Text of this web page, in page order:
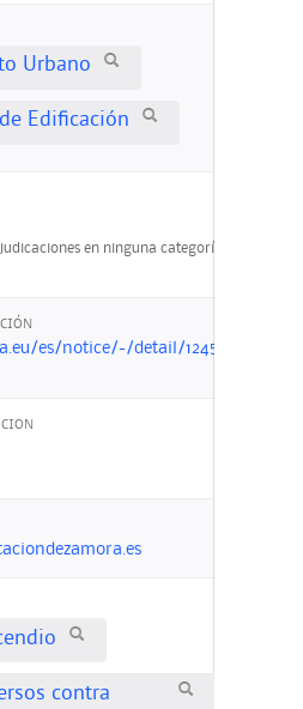
Urbano
Edificación
en ninguna categoría
es/notice/-/detail/124544-
contra